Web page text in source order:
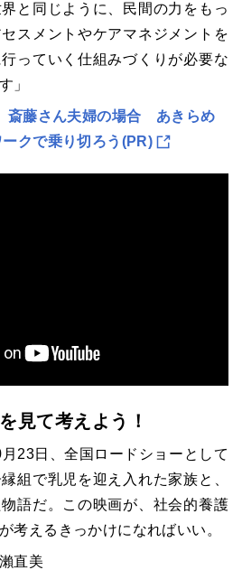
と同じように、民間の力をもっ
スメントやケアマネジメントを
っていく仕組みづくりが必要な
」
斎藤さん夫婦の場合 あきらめ
クで乗り切ろう(PR)
見て考えよう！
23日、全国ロードショーとして
組で乳児を迎え入れた家族と、
語だ。この映画が、社会的養護
考えるきっかけになればいい。
直美